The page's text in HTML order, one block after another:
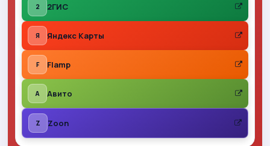
2 2ГИС
Я Яндекс Карты
F Flamp
A Авито
Z Zoon